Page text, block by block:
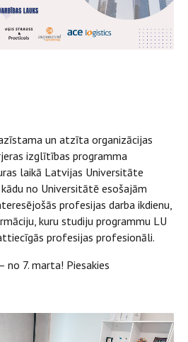
un atzīta organizācijas
izglītības programma
laikā Latvijas Universitāte
no Universitātē esošajām
profesijas darba ikdienu,
kuru studiju programmu LU
profesijas profesionāli.
no 7. marta! Piesakies